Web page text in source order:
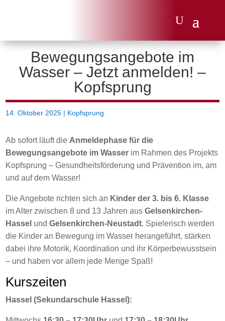
Bewegungsangebote im
Wasser – Jetzt anmelden! –
Kopfsprung
14. Oktober 2025 | Kopfsprung
Ab sofort läuft die Anmeldephase für die
Bewegungsangebote im Wasser im Rahmen des Projekts
Kopfsprung – Gesundheitsförderung und Prävention im, am
und auf dem Wasser!
Die Angebote richten sich an Kinder der 3. bis 6. Klasse
im Alter zwischen 8 und 13 Jahren ausGelsenkirchen-
Hassel undGelsenkirchen-Neustadt. Spielerisch werden
die Kinder an Bewegung im Wasser herangeführt, stärken
dabei ihre Motorik, Koordination und ihr Körperbewusstsein
– und haben vor allem jede Menge Spaß!
Kurszeiten
Hassel (Sekundarschule Hassel):